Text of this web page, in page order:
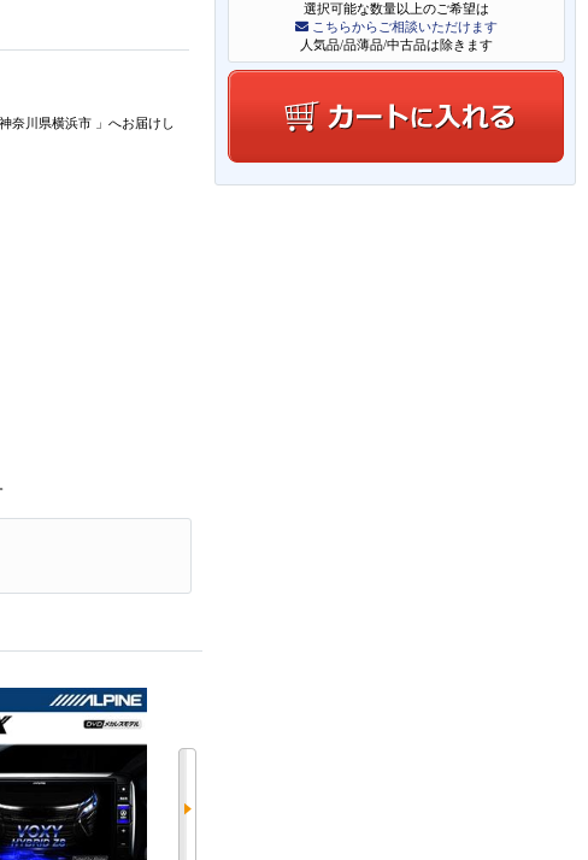
選択可能な数量以上のご希望は
こちらからご相談いただけます
人気品/品薄品/中古品は除きます
神奈川県横浜市 」 へお届けし